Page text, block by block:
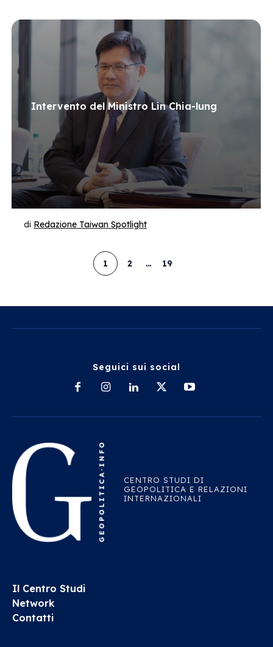
Intervento del Ministro Lin Chia-lung
di Redazione Taiwan Spotlight
1 2 … 19
Seguici sui social
CENTRO STUDI DI
GEOPOLITICA E RELAZIONI
INTERNAZIONALI
Il Centro Studi
Network
Contatti